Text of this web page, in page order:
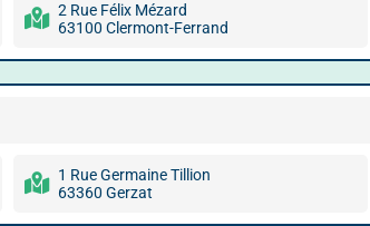
2 Rue Félix Mézard
63100 Clermont-Ferrand
1 Rue Germaine Tillion
63360 Gerzat